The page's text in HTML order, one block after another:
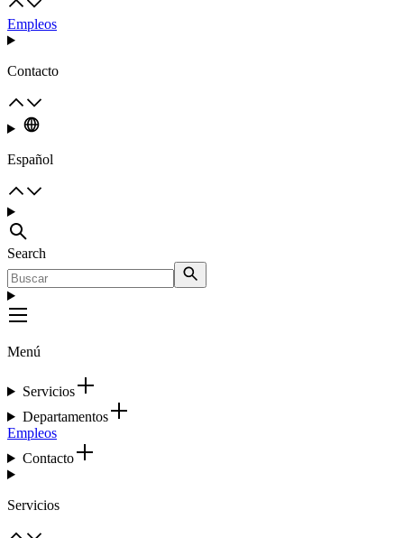
Empleos
Contacto
Español
Search
Menú
Servicios
Departamentos
Empleos
Contacto
Servicios